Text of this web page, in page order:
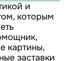
и
которым
картины,
заставки